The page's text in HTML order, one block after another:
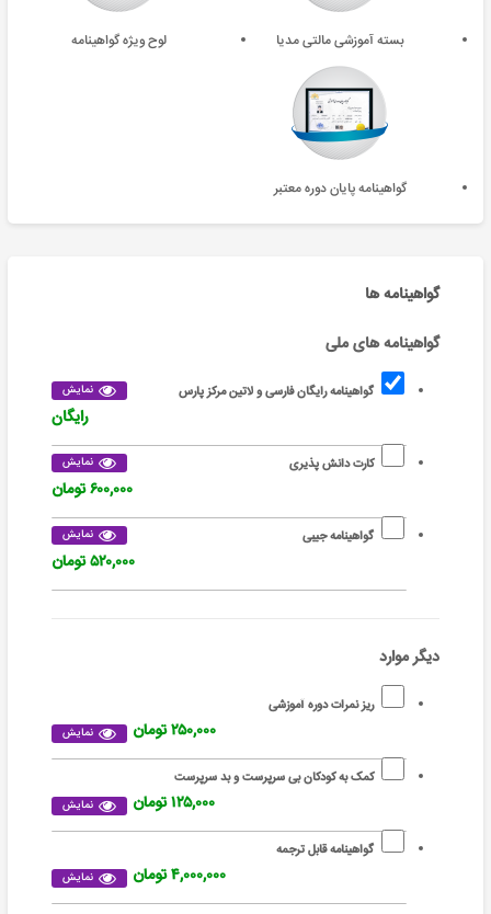
بسته آموزشی مالتی مدیا لوح ویژه گواهینامه
گواهینامه پایان دوره معتبر
گواهینامه ها
گواهینامه های ملی
گواهینامه رایگان فارسی و لاتین مرکز پارس نمایش
رایگان
کارت دانش پذیری نمایش
۶۰۰,۰۰۰ تومان
گواهینامه جیبی نمایش
۵۲۰,۰۰۰ تومان
دیگر موارد
ریز نمرات دوره آموزشی
نمایش ۲۵۰,۰۰۰ تومان
کمک به کودکان بی سرپرست و بد سرپرست
نمایش ۱۲۵,۰۰۰ تومان
گواهینامه قابل ترجمه
نمایش ۴,۰۰۰,۰۰۰ تومان